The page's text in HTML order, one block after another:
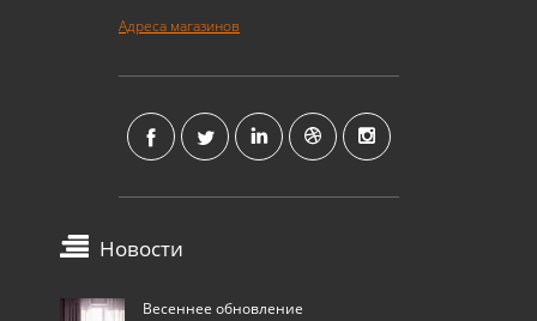
Адреса магазинов
Новости
Весеннее обновление